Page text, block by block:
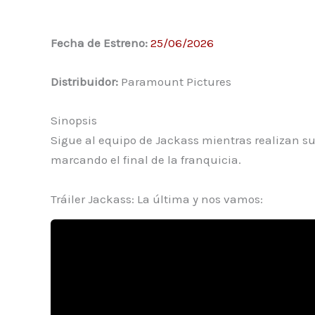
Fecha de Estreno: 25/06/2026
Distribuidor: Paramount Pictures
Sinopsis
Sigue al equipo de Jackass mientras realizan
marcando el final de la franquicia.
Tráiler Jackass: La última y nos vamos: